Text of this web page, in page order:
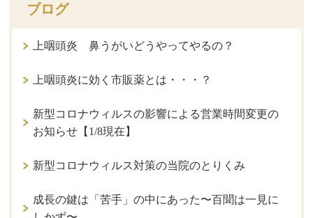
ブログ
上咽頭炎 鼻うがいどうやってやるの？
上咽頭炎に効く市販薬とは・・・？
新型コロナウィルスの影響による営業時間変更の
お知らせ【1/8現在】
新型コロナウィルス対策の当院のとりくみ
成長の鍵は「苦手」の中にあった〜百聞は一見に